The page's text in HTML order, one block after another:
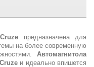
предназначена для
на более современную
Автомагнитола
и идеально впишется